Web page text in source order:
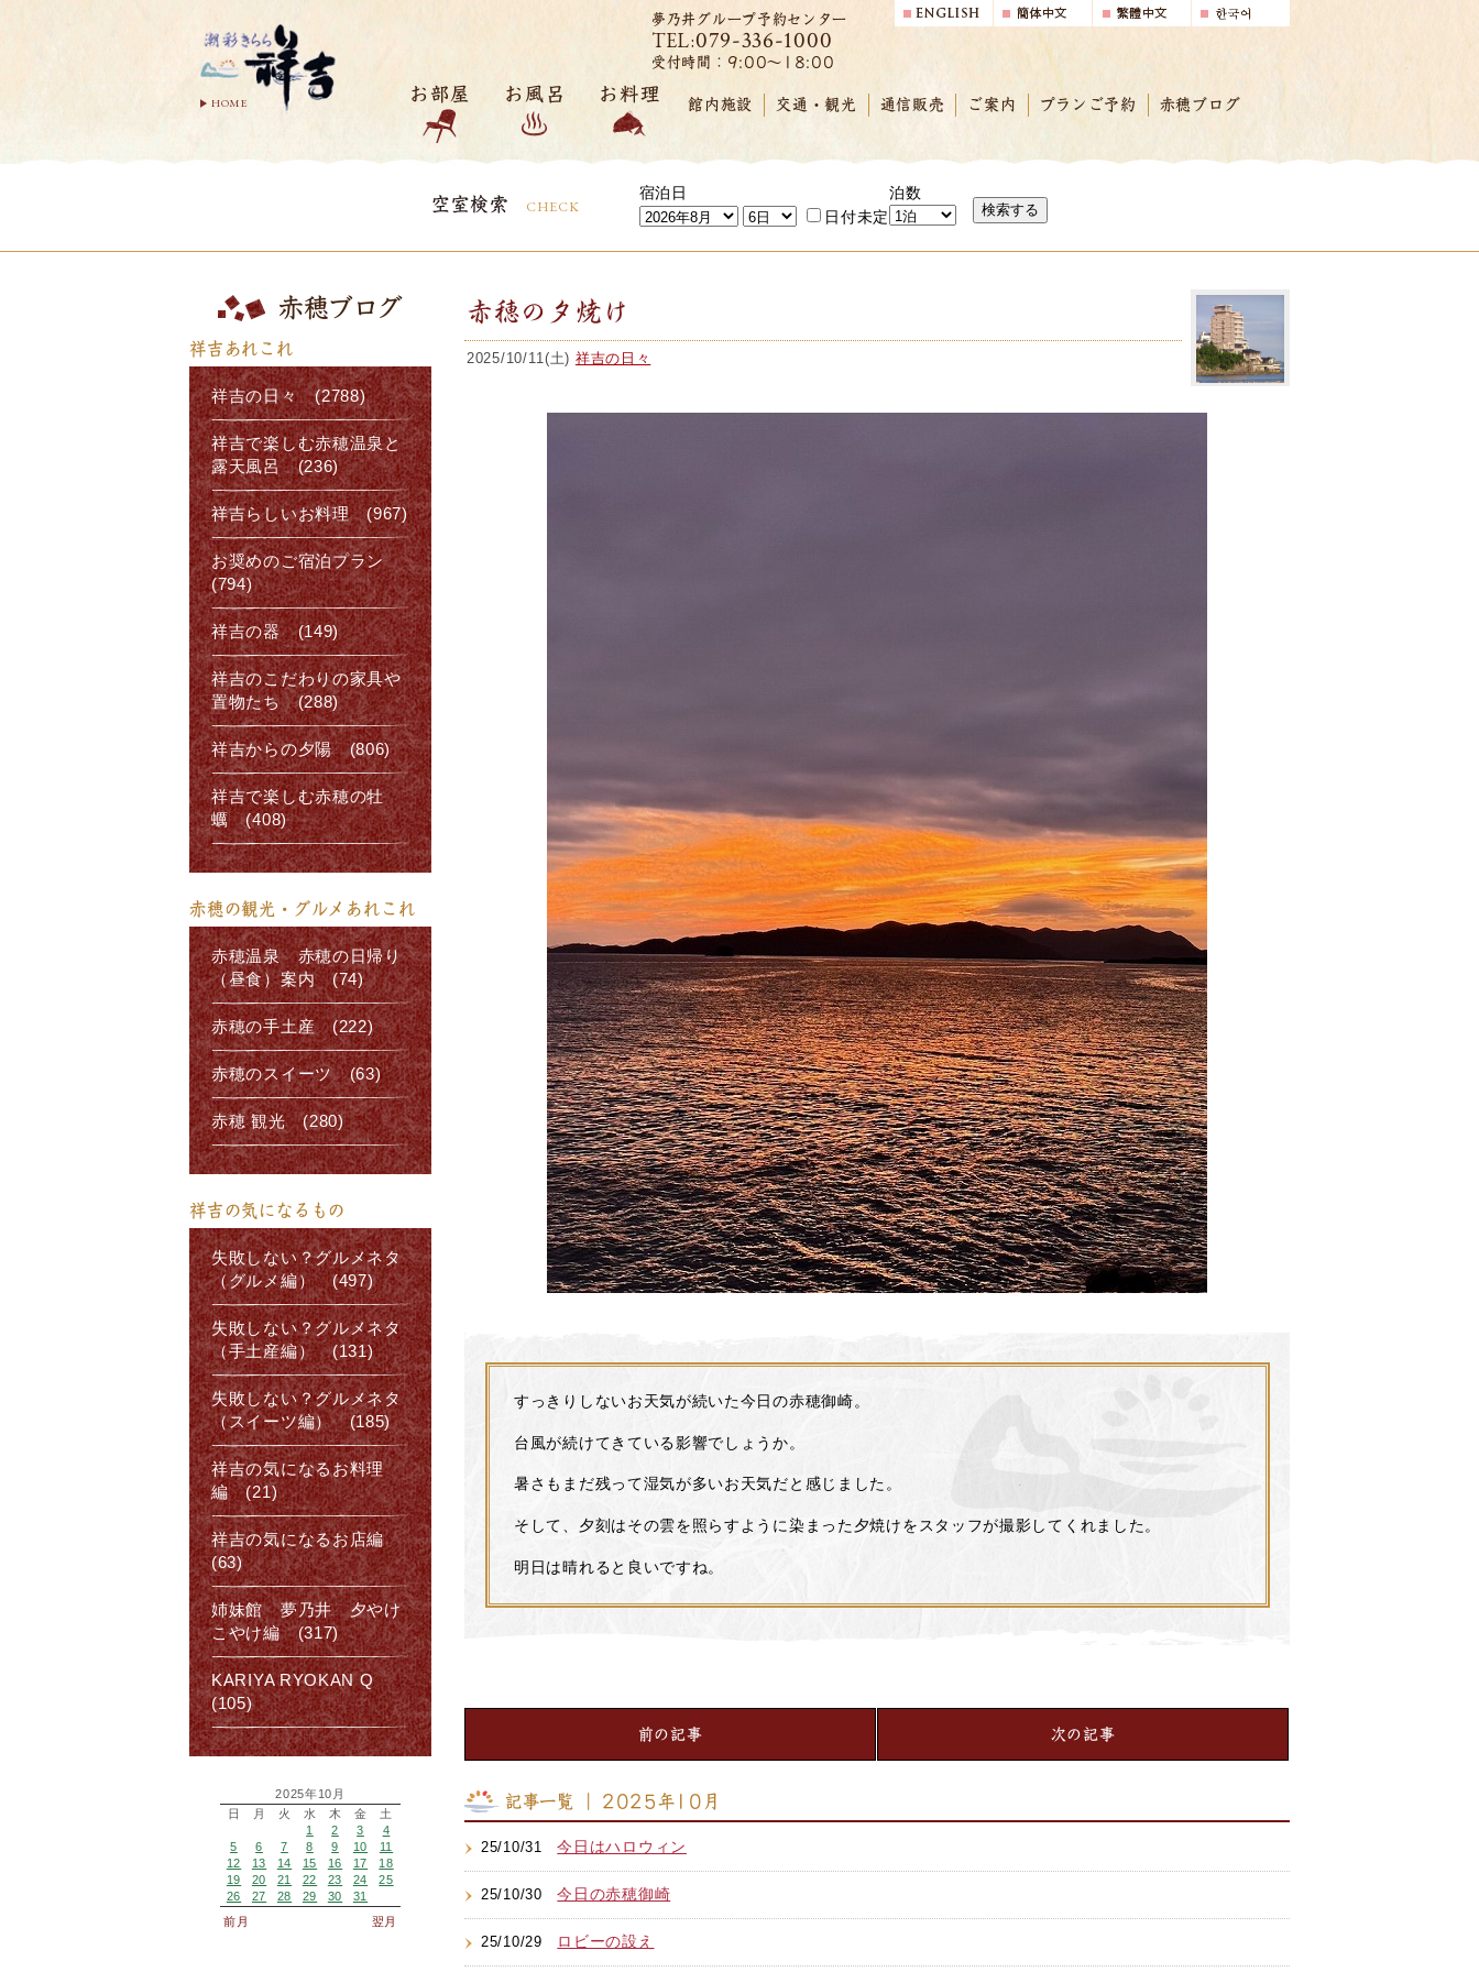
HOME
夢乃井グループ予約センター
TEL:079-336-1000
受付時間：9:00～18:00
お部屋 お風呂 お料理
館内施設 交通・観光 通信販売 ご案内 プランご予約 赤穂ブログ
空室検索 CHECK
宿泊日
日付未定
泊数
検索する
赤穂の夕焼け
2025/10/11(土) 祥吉の日々
すっきりしないお天気が続いた今日の赤穂御崎。
台風が続けてきている影響でしょうか。
暑さもまだ残って湿気が多いお天気だと感じました。
そして、夕刻はその雲を照らすように染まった夕焼けをスタッフが撮影してくれました。
明日は晴れると良いですね。
前の記事 次の記事
記事一覧 ｜ 2025年10月
25/10/31今日はハロウィン
25/10/30今日の赤穂御崎
25/10/29 ロビーの設え
赤穂ブログ
祥吉あれこれ
祥吉の日々 (2788)
祥吉で楽しむ赤穂温泉と
露天風呂 (236)
祥吉らしいお料理 (967)
お奨めのご宿泊プラン
(794)
祥吉の器 (149)
祥吉のこだわりの家具や
置物たち (288)
祥吉からの夕陽 (806)
祥吉で楽しむ赤穂の牡
蠣 (408)
赤穂の観光・グルメあれこれ
赤穂温泉 赤穂の日帰り
（昼食）案内 (74)
赤穂の手土産 (222)
赤穂のスイーツ (63)
赤穂 観光 (280)
祥吉の気になるもの
失敗しない？グルメネタ
（グルメ編） (497)
失敗しない？グルメネタ
（手土産編） (131)
失敗しない？グルメネタ
（スイーツ編） (185)
祥吉の気になるお料理
編 (21)
祥吉の気になるお店編
(63)
姉妹館 夢乃井 夕やけ
こやけ編 (317)
KARIYA RYOKAN Q
(105)
2025年10月
日
月 火 水 木 金
土
1
2 3
4
5
6 7 8 9 10
11
12
13 14 15 16 17
18
19
20 21 22 23 24
25
26
27 28 29 30
31
前月
翌月